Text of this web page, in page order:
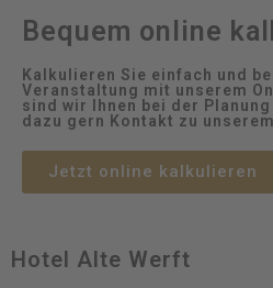
Bequem online
Kalkulieren Sie einfach und
Veranstaltung mit unserem
sind wir Ihnen bei der
dazu gern Kontakt zu
Jetzt online kalkulieren
Hotel Alte Werft